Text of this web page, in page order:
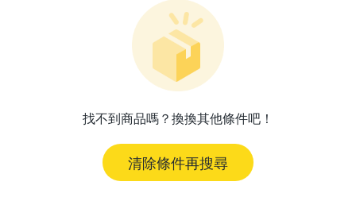
找不到商品嗎？換換其他條件吧！
清除條件再搜尋